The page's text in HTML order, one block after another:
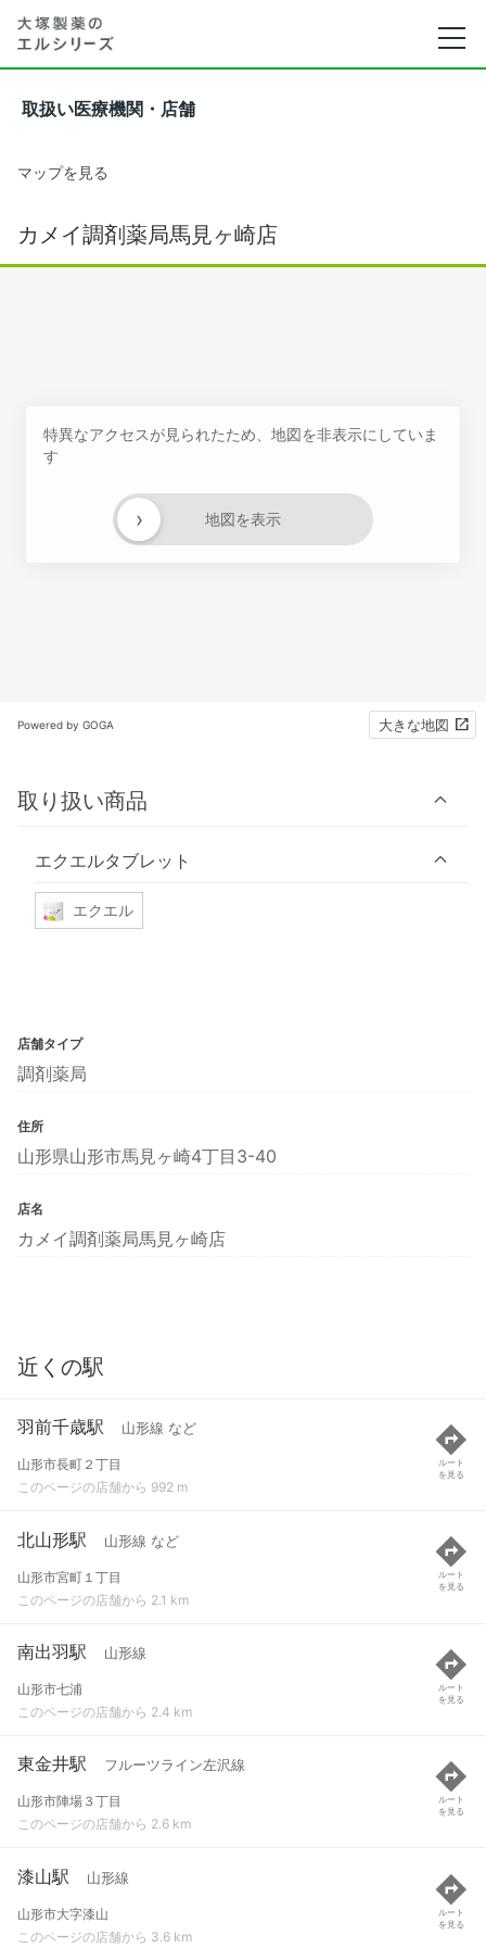
取扱い医療機関・店舗
マップを見る
カメイ調剤薬局馬見ヶ崎店
特異なアクセスが見られたため、地図を非表示にしていま
す
地図を表示
›
Powered by GOGA 大きな地図
取り扱い商品
エクエルタブレット
エクエル
店舗タイプ
調剤薬局
住所
山形県山形市馬見ヶ崎4丁目3-40
店名
カメイ調剤薬局馬見ヶ崎店
近くの駅
羽前千歳駅 山形線 など
山形市長町２丁目
このページの店舗から 992 m
ルート
を見る
北山形駅 山形線 など
山形市宮町１丁目
このページの店舗から 2.1 km
ルート
を見る
南出羽駅 山形線
山形市七浦
このページの店舗から 2.4 km
ルート
を見る
東金井駅 フルーツライン左沢線
山形市陣場３丁目
このページの店舗から 2.6 km
ルート
を見る
漆山駅 山形線
山形市大字漆山
このページの店舗から 3.6 km
ルート
を見る